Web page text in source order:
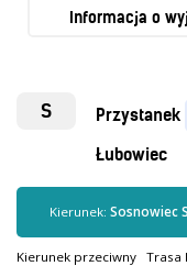
Informacja o
S Przystanek
Łubowiec
Kierunek: Sosnowiec
Kierunek przeciwny Trasa